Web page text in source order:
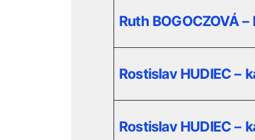
Ruth BOGOCZOVÁ
Rostislav HUDIEC –
Rostislav HUDIEC –